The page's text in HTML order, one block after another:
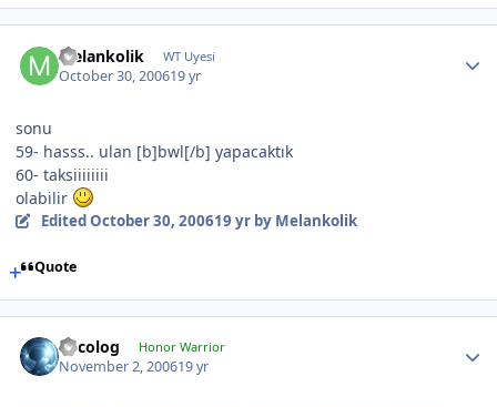
Melankolik WT Uyesi
October 30, 200619 yr
sonu
59- hasss.. ulan [b]bwl[/b] yapacaktık
60- taksiiiiiiii
olabilir
EditedOctober 30, 200619 yrby Melankolik
Quote
Orcolog Honor Warrior
November 2, 200619 yr